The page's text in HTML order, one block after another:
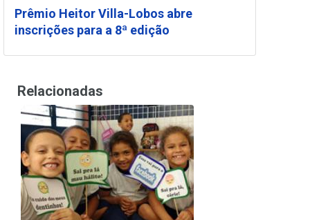
Prêmio Heitor Villa-Lobos abre
inscrições para a 8ª edição
Relacionadas